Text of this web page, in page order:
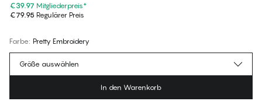
€39.97 Mitgliederpreis*
€79.95 Regulärer Preis
Farbe: Pretty Embroidery
Größe auswählen
In den Warenkorb